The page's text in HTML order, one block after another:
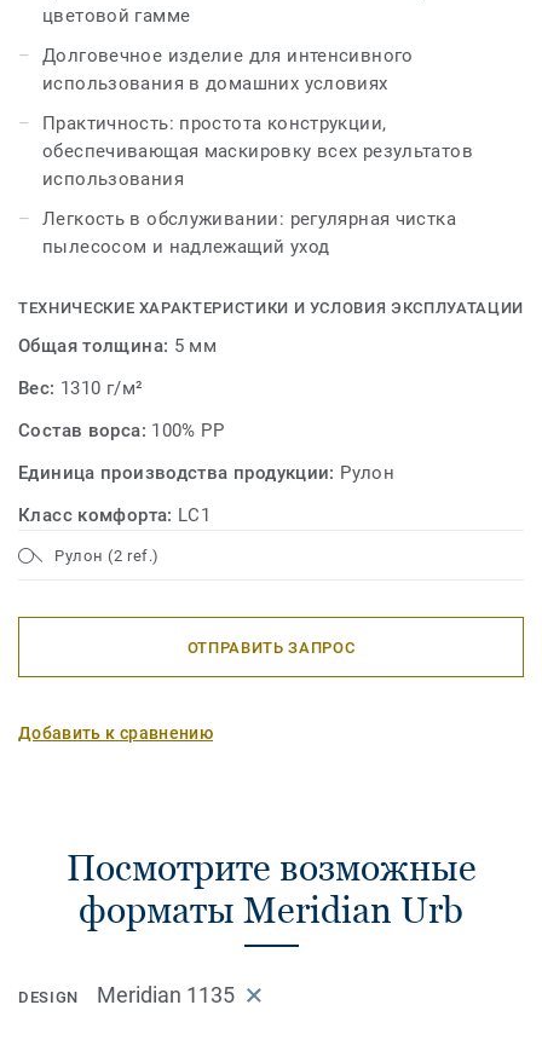
цветовой гамме
Долговечное изделие для интенсивного
использования в домашних условиях
Практичность: простота конструкции,
обеспечивающая маскировку всех результатов
использования
Легкость в обслуживании: регулярная чистка
пылесосом и надлежащий уход
ТЕХНИЧЕСКИЕ ХАРАКТЕРИСТИКИ И УСЛОВИЯ ЭКСПЛУАТАЦИИ
Общая толщина: 5 мм
Вес: 1310 г/м²
Состав ворса: 100% PP
Единица производства продукции: Рулон
Класс комфорта: LC1
Рулон (2 ref.)
ОТПРАВИТЬ ЗАПРОС
Добавить к сравнению
Посмотрите возможные
форматы Meridian Urb
DESIGN Meridian 1135